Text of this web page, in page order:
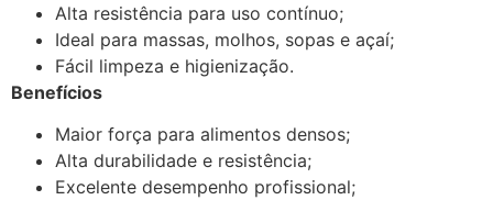
Alta resistência para uso contínuo;
Ideal para massas, molhos, sopas e açaí;
Fácil limpeza e higienização.
Benefícios
Maior força para alimentos densos;
Alta durabilidade e resistência;
Excelente desempenho profissional;